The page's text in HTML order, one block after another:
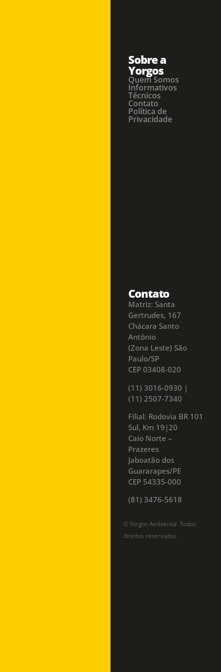
Sobre a
Yorgos
Quem Somos
Informativos
Técnicos
Contato
Política de
Privacidade
Contato
Matriz: Santa
Gertrudes, 167
Chácara Santo
Antônio
(Zona Leste) São
Paulo/SP
CEP 03408-020
(11) 3016-0930​ |
(11) 2507-7340
Filial: Rodovia BR 101
Sul, Km 19|20
Caio Norte –
Prazeres
Jaboatão dos
Guararapes/PE
CEP 54335-000
(81) 3476-5618
© Yorgos Ambiental. Todos
direitos reservados.